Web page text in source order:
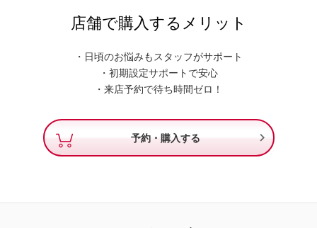
店舗で購入するメリット
・日頃のお悩みもスタッフがサポート
・初期設定サポートで安心
・来店予約で待ち時間ゼロ！
予約・購入する 